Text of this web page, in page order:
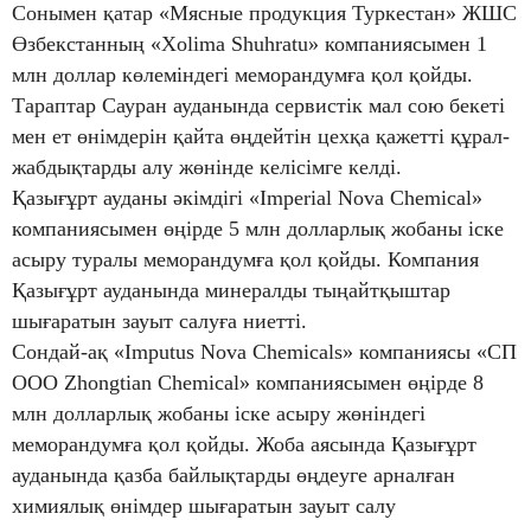
Сонымен қатар «Мясные продукция Туркестан» ЖШС
Өзбекстанның «Xolima Shuhratu» компаниясымен 1
млн доллар көлеміндегі меморандумға қол қойды.
Тараптар Сауран ауданында сервистік мал сою бекеті
мен ет өнімдерін қайта өңдейтін цехқа қажетті құрал-
жабдықтарды алу жөнінде келісімге келді.
Қазығұрт ауданы әкімдігі «Imperial Nova Chemical»
компаниясымен өңірде 5 млн долларлық жобаны іске
асыру туралы меморандумға қол қойды. Компания
Қазығұрт ауданында минералды тыңайтқыштар
шығаратын зауыт салуға ниетті.
Сондай-ақ «Imputus Nova Chemicals» компаниясы «СП
ООО Zhongtian Chemical» компаниясымен өңірде 8
млн долларлық жобаны іске асыру жөніндегі
меморандумға қол қойды. Жоба аясында Қазығұрт
ауданында қазба байлықтарды өңдеуге арналған
химиялық өнімдер шығаратын зауыт салу